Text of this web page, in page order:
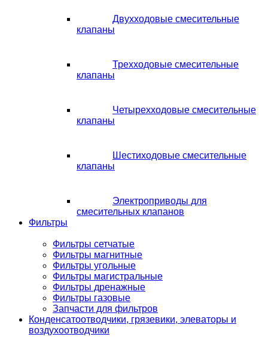
Двухходовые смесительные
клапаны
Трехходовые смесительные
клапаны
Четырехходовые смесительные
клапаны
Шестиходовые смесительные
клапаны
Электроприводы для
смесительных клапанов
Фильтры
Фильтры сетчатые
Фильтры магнитные
Фильтры угольные
Фильтры магистральные
Фильтры дренажные
Фильтры газовые
Запчасти для фильтров
Конденсатоотводчики, грязевики, элеваторы и
воздухоотводчики